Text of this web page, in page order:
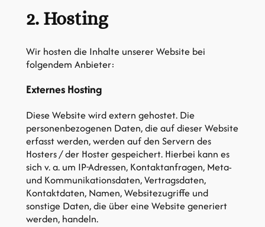
2. Hosting
Wir hosten die Inhalte unserer Website bei
folgendem Anbieter:
Externes Hosting
Diese Website wird extern gehostet. Die
personenbezogenen Daten, die auf dieser Website
erfasst werden, werden auf den Servern des
Hosters / der Hoster gespeichert. Hierbei kann es
sich v. a. um IP-Adressen, Kontaktanfragen, Meta-
und Kommunikationsdaten, Vertragsdaten,
Kontaktdaten, Namen, Websitezugriffe und
sonstige Daten, die über eine Website generiert
werden, handeln.